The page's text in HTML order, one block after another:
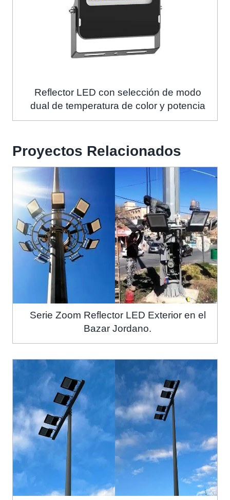
Reflector LED con selección de modo
dual de temperatura de color y potencia
Proyectos Relacionados
Serie Zoom Reflector LED Exterior en el
Bazar Jordano.